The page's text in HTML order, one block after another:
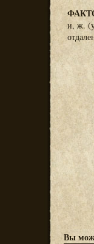
и, ж.
Вы